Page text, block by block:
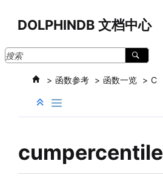
DOLPHINDB 文档中心
函数参考 函数一览 C
cumpercentile